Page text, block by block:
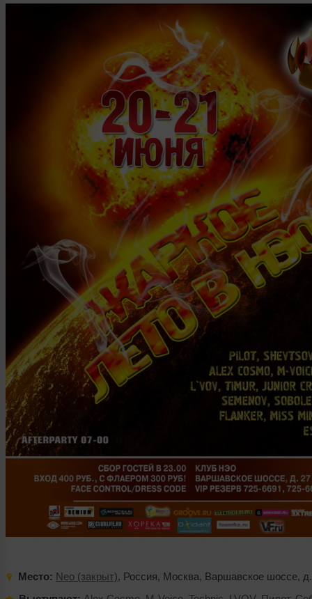
Место: Neo (закрыт), Россия, Москва, Варшавское шоссе,